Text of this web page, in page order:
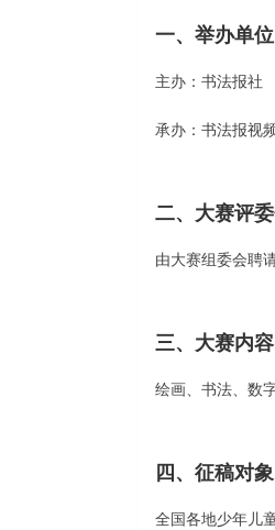
一、举办单位
主办：书法报社
承办：书法报视
二、大赛评
由大赛组委会聘
三、大赛内容
绘画、书法、数
四、征稿对象
全国各地少年儿